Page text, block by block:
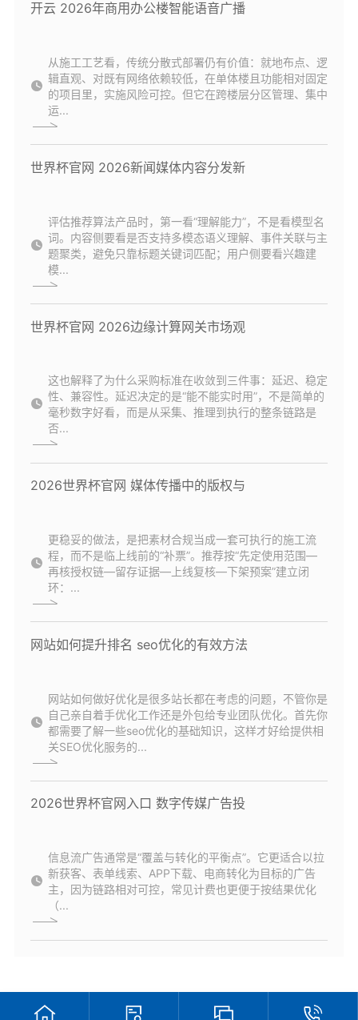
开云 2026年商用办公楼智能语音广播
从施工工艺看，传统分散式部署仍有价值：就地布点、逻
辑直观、对既有网络依赖较低，在单体楼且功能相对固定
的项目里，实施风险可控。但它在跨楼层分区管理、集中
运...
世界杯官网 2026新闻媒体内容分发新
评估推荐算法产品时，第一看“理解能力”，不是看模型名
词。内容侧要看是否支持多模态语义理解、事件关联与主
题聚类，避免只靠标题关键词匹配；用户侧要看兴趣建
模...
世界杯官网 2026边缘计算网关市场观
这也解释了为什么采购标准在收敛到三件事：延迟、稳定
性、兼容性。延迟决定的是“能不能实时用”，不是简单的
毫秒数字好看，而是从采集、推理到执行的整条链路是
否...
2026世界杯官网 媒体传播中的版权与
更稳妥的做法，是把素材合规当成一套可执行的施工流
程，而不是临上线前的“补票”。推荐按“先定使用范围—
再核授权链—留存证据—上线复核—下架预案”建立闭
环：...
网站如何提升排名 seo优化的有效方法
网站如何做好优化是很多站长都在考虑的问题，不管你是
自己亲自着手优化工作还是外包给专业团队优化。首先你
都需要了解一些seo优化的基础知识，这样才好给提供相
关SEO优化服务的...
2026世界杯官网入口 数字传媒广告投
信息流广告通常是“覆盖与转化的平衡点”。它更适合以拉
新获客、表单线索、APP下载、电商转化为目标的广告
主，因为链路相对可控，常见计费也更便于按结果优化
（...